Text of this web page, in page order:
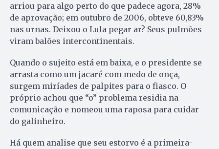
arriou para algo perto do que padece agora, 28%
de aprovação; em outubro de 2006, obteve 60,83%
nas urnas. Deixou o Lula pegar ar? Seus pulmões
viram balões intercontinentais.
Quando o sujeito está em baixa, e o presidente se
arrasta como um jacaré com medo de onça,
surgem miríades de palpites para o fiasco. O
próprio achou que “o” problema residia na
comunicação e nomeou uma raposa para cuidar
do galinheiro.
Há quem analise que seu estorvo é a primeira-